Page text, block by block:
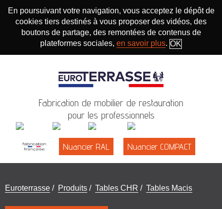
En poursuivant votre navigation, vous acceptez le dépôt de
cookies tiers destinés à vous proposer des vidéos, des
boutons de partage, des remontées de contenus de
plateformes sociales, en savoir plus. OK
Fabrication de mobilier de restauration
pour les professionnels
Nuancier RAL Nuancier COMPACT
Vous
Euroterrasse / Produits / Tables CHR / Tables Macis